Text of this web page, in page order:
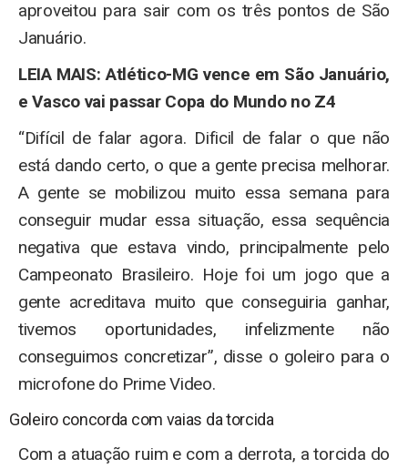
aproveitou para sair com os três pontos de São
Januário.
LEIA MAIS: Atlético-MG vence em São Januário,
e Vasco vai passar Copa do Mundo no Z4
“Difícil de falar agora. Dificil de falar o que não
está dando certo, o que a gente precisa melhorar.
A gente se mobilizou muito essa semana para
conseguir mudar essa situação, essa sequência
negativa que estava vindo, principalmente pelo
Campeonato Brasileiro. Hoje foi um jogo que a
gente acreditava muito que conseguiria ganhar,
tivemos oportunidades, infelizmente não
conseguimos concretizar”, disse o goleiro para o
microfone do Prime Video.
Goleiro concorda com vaias da torcida
Com a atuação ruim e com a derrota, a torcida do